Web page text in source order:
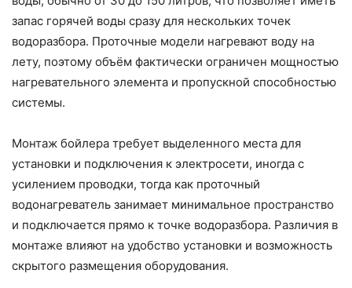
запас горячей воды сразу для нескольких точек
водоразбора. Проточные модели нагревают воду на
лету, поэтому объём фактически ограничен мощностью
нагревательного элемента и пропускной способностью
системы.
Монтаж бойлера требует выделенного места для
установки и подключения к электросети, иногда с
усилением проводки, тогда как проточный
водонагреватель занимает минимальное пространство
и подключается прямо к точке водоразбора. Различия в
монтаже влияют на удобство установки и возможность
скрытого размещения оборудования.